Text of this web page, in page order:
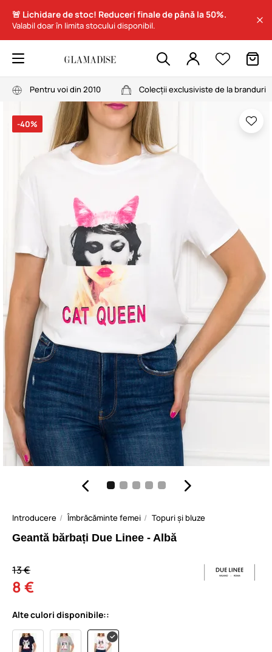
🚨 Lichidare de stoc! Reduceri finale de până la 50%.
Valabil doar în limita stocului disponibil.
Pentru voi din 2010 Colecții exclusiviste de la branduri
-40%
Introducere Îmbrăcăminte femei Topuri și bluze
Geantă bărbați Due Linee - Albă
13 €
8 €
Alte culori disponibile::